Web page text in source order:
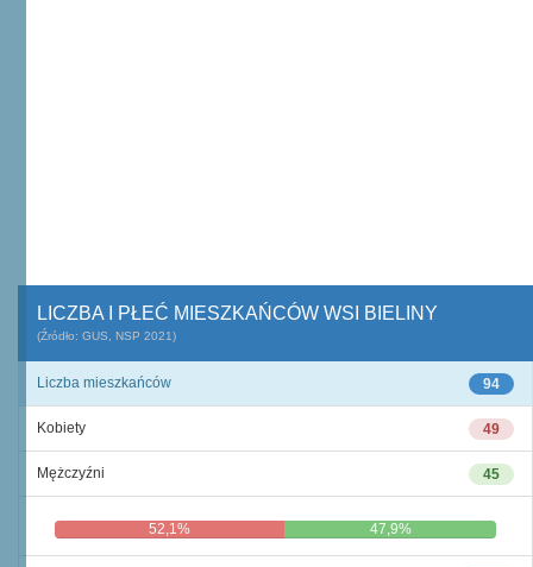
LICZBA I PŁEĆ MIESZKAŃCÓW WSI BIELINY
(Źródło: GUS, NSP 2021)
94
Liczba mieszkańców
49
Kobiety
45
Mężczyźni
52,1% 47,9%